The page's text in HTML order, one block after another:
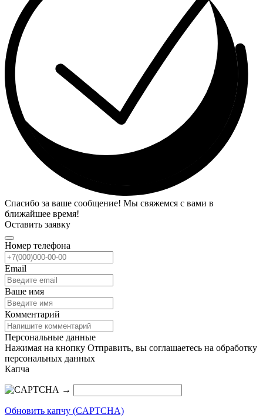
Спасибо за ваше сообщение! Мы свяжемся с вами в
ближайшее время!
Оставить заявку
Номер телефона
Email
Ваше имя
Комментарий
Персональные данные
Нажимая на кнопку Отправить, вы соглашаетесь на обработку
персональных данных
Капча
→
Обновить капчу (CAPTCHA)